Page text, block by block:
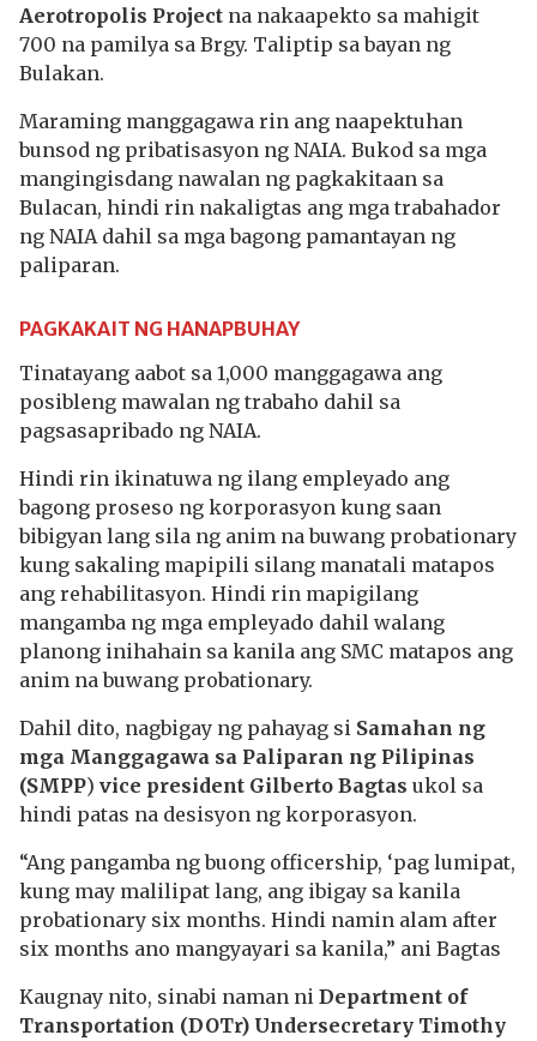
Aerotropolis Project na nakaapekto sa mahigit
700 na pamilya sa Brgy. Taliptip sa bayan ng
Bulakan.
Maraming manggagawa rin ang naapektuhan
bunsod ng pribatisasyon ng NAIA. Bukod sa mga
mangingisdang nawalan ng pagkakitaan sa
Bulacan, hindi rin nakaligtas ang mga trabahador
ng NAIA dahil sa mga bagong pamantayan ng
paliparan.
PAGKAKAIT NG HANAPBUHAY
Tinatayang aabot sa 1,000 manggagawa ang
posibleng mawalan ng trabaho dahil sa
pagsasapribado ng NAIA.
Hindi rin ikinatuwa ng ilang empleyado ang
bagong proseso ng korporasyon kung saan
bibigyan lang sila ng anim na buwang probationary
kung sakaling mapipili silang manatali matapos
ang rehabilitasyon. Hindi rin mapigilang
mangamba ng mga empleyado dahil walang
planong inihahain sa kanila ang SMC matapos ang
anim na buwang probationary.
Dahil dito, nagbigay ng pahayag si Samahan ng
mga Manggagawa sa Pa­liparan ng Pilipinas
(SMPP) vice president Gilberto Bagtas ukol sa
hindi patas na desisyon ng korporasyon.
“Ang pangamba ng buong officership, ‘pag lumipat,
kung may malilipat lang, ang ibigay sa kanila
probationary six months. Hindi namin alam after
six months ano mangyayari sa kanila,” ani Bagtas
Kaugnay nito, sinabi naman ni Department of
Transportation (DOTr) Undersecretary Timothy